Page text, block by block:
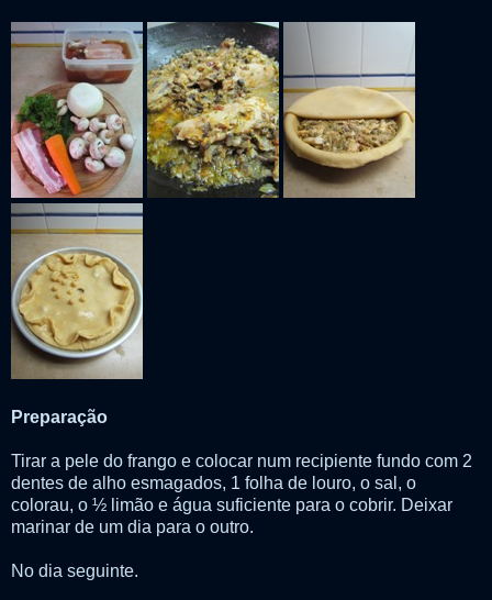
Preparação
Tirar a pele do frango e colocar num recipiente fundo com 2
dentes de alho esmagados, 1 folha de louro, o sal, o
colorau, o ½ limão e água suficiente para o cobrir. Deixar
marinar de um dia para o outro.
No dia seguinte.